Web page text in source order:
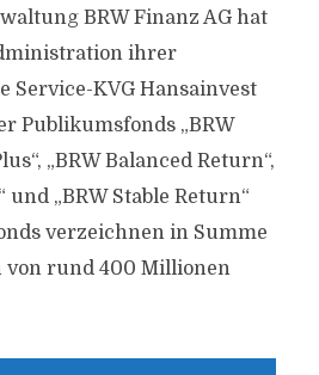
BRW Finanz AG hat
ihrer
Service-KVG Hansainvest
Publikumsfonds „BRW
„BRW Balanced Return“,
und „BRW Stable Return“
verzeichnen in Summe
von rund 400 Millionen